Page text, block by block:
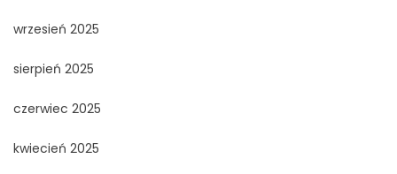
wrzesień 2025
sierpień 2025
czerwiec 2025
kwiecień 2025